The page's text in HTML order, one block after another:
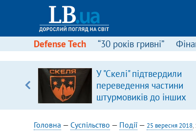
Defense Tech “30 років гривні”
У "Скелі" підтвердили
переведення частини
штурмовиків до інших
підрозділів
Головна — Суспільство — Події— 25 вересня 2018,